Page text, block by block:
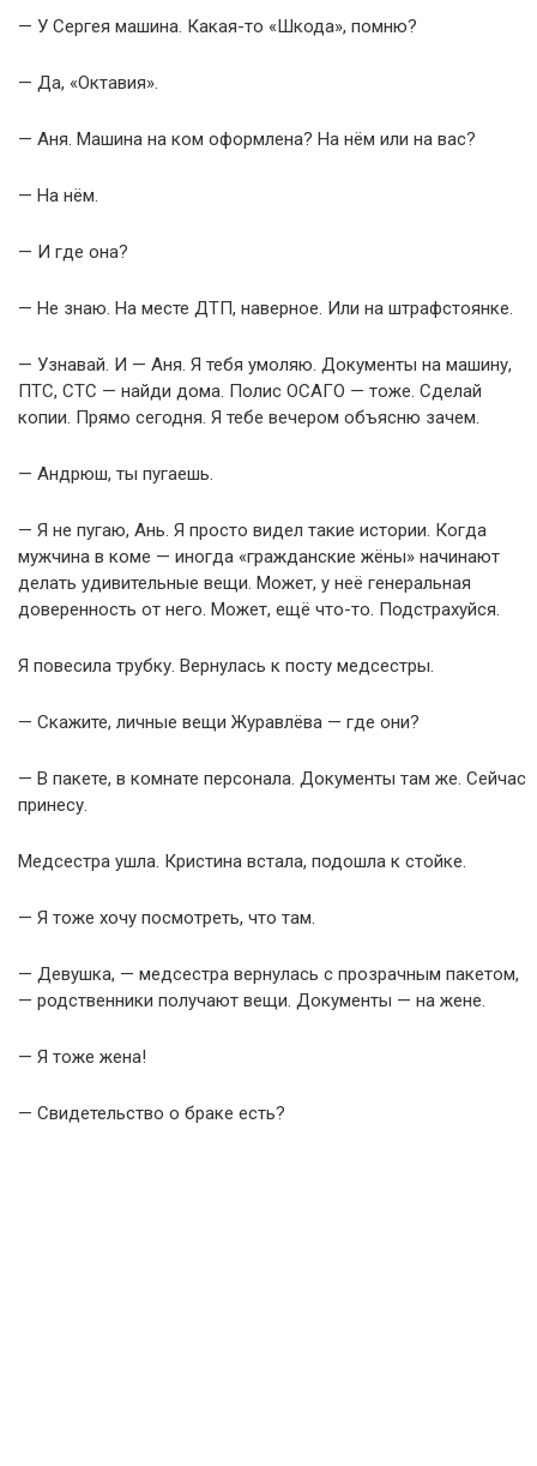
— У Сергея машина. Какая-то «Шкода», помню?
— Да, «Октавия».
— Аня. Машина на ком оформлена? На нём или на вас?
— На нём.
— И где она?
— Не знаю. На месте ДТП, наверное. Или на штрафстоянке.
— Узнавай. И — Аня. Я тебя умоляю. Документы на машину,
ПТС, СТС — найди дома. Полис ОСАГО — тоже. Сделай
копии. Прямо сегодня. Я тебе вечером объясню зачем.
— Андрюш, ты пугаешь.
— Я не пугаю, Ань. Я просто видел такие истории. Когда
мужчина в коме — иногда «гражданские жёны» начинают
делать удивительные вещи. Может, у неё генеральная
доверенность от него. Может, ещё что-то. Подстрахуйся.
Я повесила трубку. Вернулась к посту медсестры.
— Скажите, личные вещи Журавлёва — где они?
— В пакете, в комнате персонала. Документы там же. Сейчас
принесу.
Медсестра ушла. Кристина встала, подошла к стойке.
— Я тоже хочу посмотреть, что там.
— Девушка, — медсестра вернулась с прозрачным пакетом,
— родственники получают вещи. Документы — на жене.
— Я тоже жена!
— Свидетельство о браке есть?